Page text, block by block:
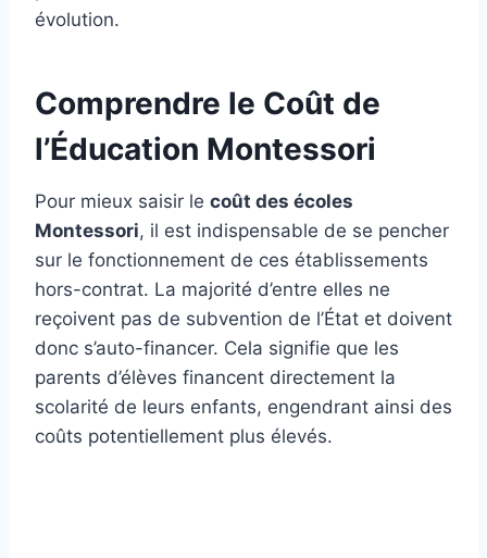
évolution.
Comprendre le Coût de
l’Éducation Montessori
Pour mieux saisir le coût des écoles
Montessori, il est indispensable de se pencher
sur le fonctionnement de ces établissements
hors-contrat. La majorité d’entre elles ne
reçoivent pas de subvention de l’État et doivent
donc s’auto-financer. Cela signifie que les
parents d’élèves financent directement la
scolarité de leurs enfants, engendrant ainsi des
coûts potentiellement plus élevés.